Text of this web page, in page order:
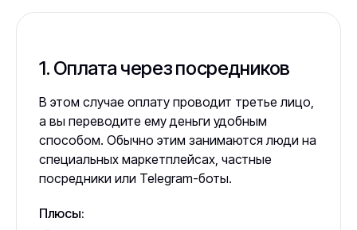
1. Оплата через посредников
В этом случае оплату проводит третье лицо,
а вы переводите ему деньги удобным
способом. Обычно этим занимаются люди на
специальных маркетплейсах, частные
посредники или Telegram-боты.
Плюсы: